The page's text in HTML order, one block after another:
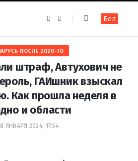
e
b
o
o
t
a
g
r
a
m
Бел
ПОСЛЕ 2020-ГО
штраф, Автухович не
ГАИшник взыскал
Как прошла неделя в
и области
8 ЯНВАРЯ 2024, 17:54